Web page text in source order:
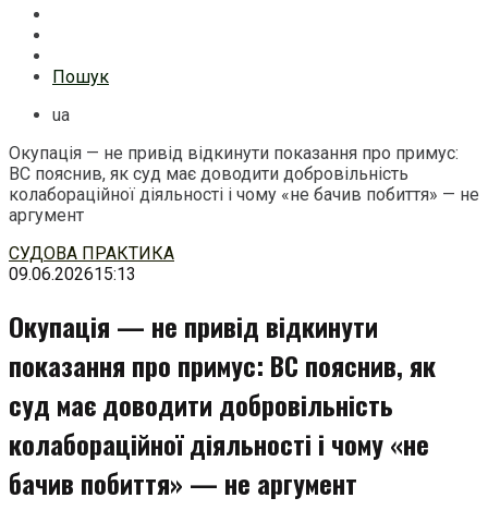
Пошук
ua
Окупація — не привід відкинути показання про примус:
ВС пояснив, як суд має доводити добровільність
колабораційної діяльності і чому «не бачив побиття» — не
аргумент
Перейти
до
СУДОВА ПРАКТИКА
09.06.202615:13
Окупація — не привід відкинути
показання про примус: ВС пояснив, як
суд має доводити добровільність
колабораційної діяльності і чому «не
бачив побиття» — не аргумент